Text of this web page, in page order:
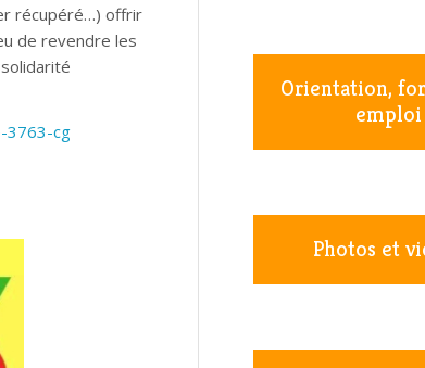
récupéré…) offrir
de revendre les
3763-cg
Orientation,
emploi
Photos et